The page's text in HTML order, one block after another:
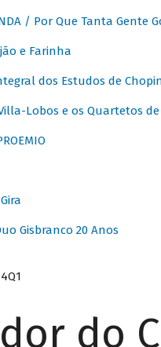
/ Por Que Tanta Gente
e Farinha
dos Estudos de
Villa-Lobos e os Quartetos
Gisbranco 20 Anos
do